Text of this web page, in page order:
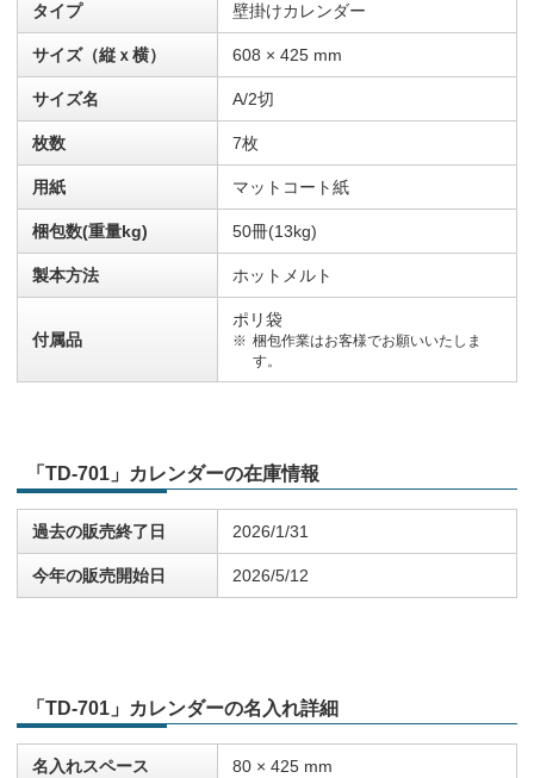
タイプ 壁掛けカレンダー
サイズ（縦ｘ横） 608 × 425 mm
サイズ名 A/2切
枚数 7枚
用紙 マットコート紙
梱包数(重量kg) 50冊(13kg)
製本方法 ホットメルト
付属品
ポリ袋
梱包作業はお客様でお願いいたしま
す。
「TD-701」カレンダーの在庫情報
過去の販売終了日 2026/1/31
今年の販売開始日 2026/5/12
「TD-701」カレンダーの名入れ詳細
名入れスペース 80 × 425 mm